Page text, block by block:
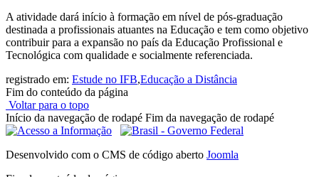
A atividade dará início à formação em nível de pós-graduação
destinada a profissionais atuantes na Educação e tem como objetivo
contribuir para a expansão no país da Educação Profissional e
Tecnológica com qualidade e socialmente referenciada.
registrado em: Estude no IFB,Educação a Distância
Fim do conteúdo da página
Voltar para o topo
Início da navegação de rodapé Fim da navegação de rodapé
Desenvolvido com o CMS de código aberto Joomla